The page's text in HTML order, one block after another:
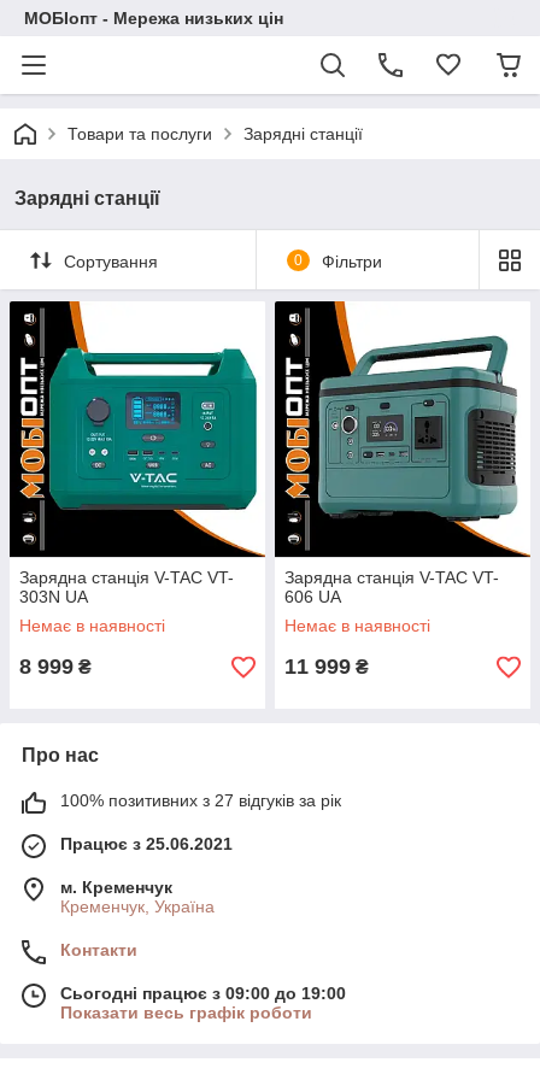
МОБІопт - Мережа низьких цін
Товари та послуги Зарядні станції
Зарядні станції
Сортування 0 Фільтри
Зарядна станція V-TAC VT-
303N UA
Немає в наявності
8 999 ₴
Зарядна станція V-TAC VT-
606 UA
Немає в наявності
11 999 ₴
Про нас
100% позитивних з 27 відгуків за рік
Працює з 25.06.2021
м. Кременчук
Кременчук, Україна
Контакти
Сьогодні працює з 09:00 до 19:00
Показати весь графік роботи